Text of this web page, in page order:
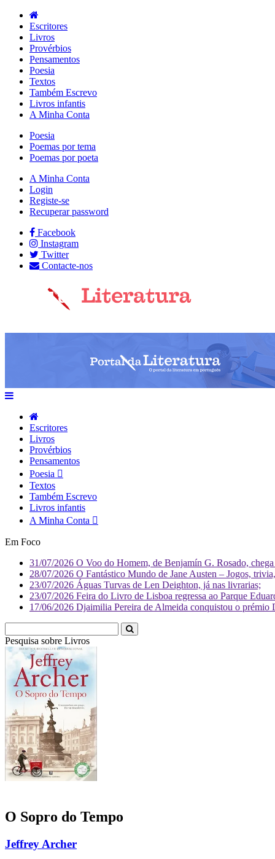
Escritores
Livros
Provérbios
Pensamentos
Poesia
Textos
Também Escrevo
Livros infantis
A Minha Conta
Poesia
Poemas por tema
Poemas por poeta
A Minha Conta
Login
Registe-se
Recuperar password
Facebook
Instagram
Twitter
Contacte-nos
Escritores
Livros
Provérbios
Pensamentos
Poesia
Textos
Também Escrevo
Livros infantis
A Minha Conta
Em Foco
31/07/2026 O Voo do Homem, de Benjamín G. Rosado,
28/07/2026 O Fantástico Mundo de Jane Austen – Jogos,
23/07/2026 Águas Turvas de Len Deighton, já nas livrarias;
23/07/2026 Feira do Livro de Lisboa regressa ao Parque
17/06/2026 Djaimilia Pereira de Almeida conquistou o prémio
Pesquisa sobre Liv
O Sopro do Tempo
Jeffrey Archer